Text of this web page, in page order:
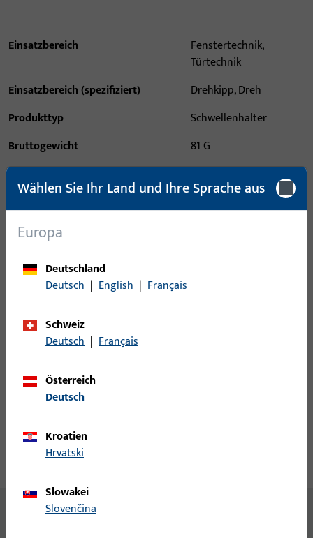
Einsatzbereich
Fenstertechnik,
Türtechnik
Einsatzbereich (spezifiziert)
Drehkipp, Dreh
Produkttyp
Schwellenhalter
Bruttogewicht
81 G
Verpackungseinheit
5 PAA
Bitte melden Sie sich mit Ihren Kundendaten an um eine
Login
Inhalt
Wählen Sie Ihr Land und Ihre Sprache aus
Europa
Deutschland
Deutsch | English | Français
Schweiz
Deutsch | Français
Österreich
Deutsch
Kroatien
Hrvatski
Slowakei
Slovenčina